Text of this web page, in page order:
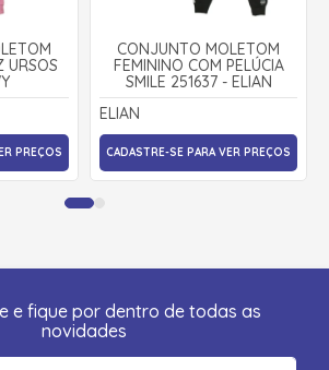
URSOS
PREÇOS
CONJUNTO MOLETOM
FEMININO COM PELÚCIA
SMILE 251637 - ELIAN
ELIAN
CADASTRE-SE PARA VER PREÇOS
e fique por dentro de todas as
novidades